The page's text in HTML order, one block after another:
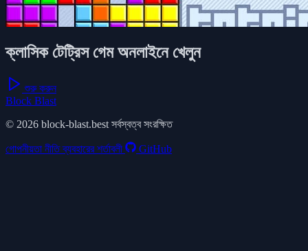
ক্লাসিক টেট্রিস গেম অনলাইনে খেলুন
শুরু করুন
Block Blast
© 2026 block-blast.best সর্বস্বত্ব সংরক্ষিত
গোপনীয়তা নীতিব্যবহারের শর্তাবলী GitHub